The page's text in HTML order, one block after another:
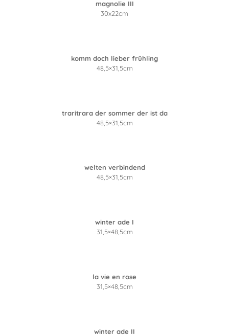
magnolie III
30x22cm
komm doch lieber frühling
48,5×31,5cm
traritrara der sommer der ist da
48,5×31,5cm
welten verbindend
48,5×31,5cm
winter ade I
31,5×48,5cm
la vie en rose
31,5×48,5cm
winter ade II